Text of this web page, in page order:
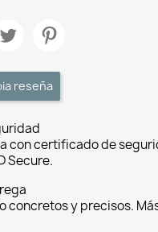
reseña
con certificado de
Secure.
concretos y precisos.